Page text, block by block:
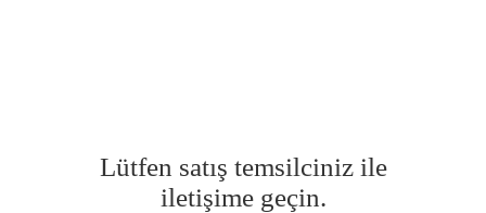
Lütfen satış temsilciniz ile
iletişime geçin.